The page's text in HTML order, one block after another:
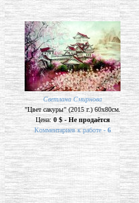
Светлана Смирнова
"Цвет сакуры" (2015 г.) 60х80см.
Цена: 0 $ - Не продаётся
Комментариев к работе - 6